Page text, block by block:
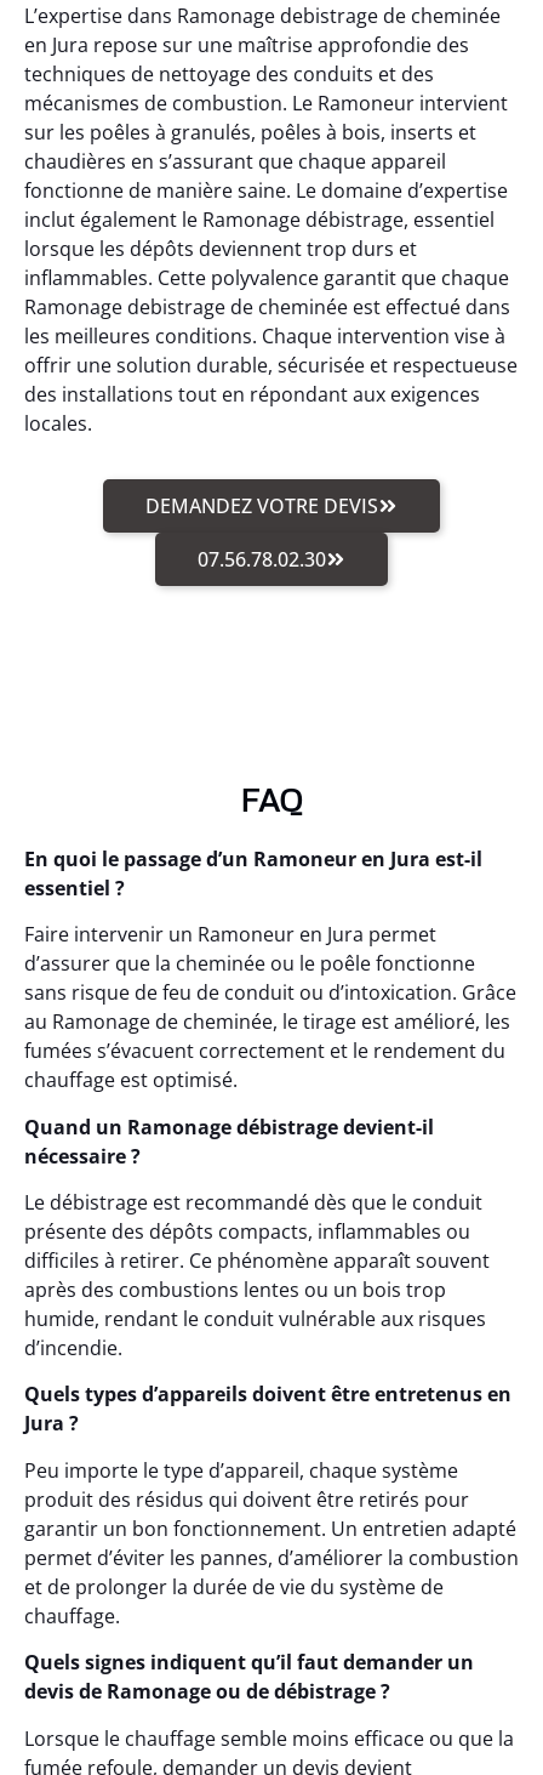
L’expertise dans Ramonage debistrage de cheminée
en Jura repose sur une maîtrise approfondie des
techniques de nettoyage des conduits et des
mécanismes de combustion. Le Ramoneur intervient
sur les poêles à granulés, poêles à bois, inserts et
chaudières en s’assurant que chaque appareil
fonctionne de manière saine. Le domaine d’expertise
inclut également le Ramonage débistrage, essentiel
lorsque les dépôts deviennent trop durs et
inflammables. Cette polyvalence garantit que chaque
Ramonage debistrage de cheminée est effectué dans
les meilleures conditions. Chaque intervention vise à
offrir une solution durable, sécurisée et respectueuse
des installations tout en répondant aux exigences
locales.
DEMANDEZ VOTRE DEVIS
07.56.78.02.30
FAQ
En quoi le passage d’un Ramoneur en Jura est-il
essentiel ?
Faire intervenir un Ramoneur en Jura permet
d’assurer que la cheminée ou le poêle fonctionne
sans risque de feu de conduit ou d’intoxication. Grâce
au Ramonage de cheminée, le tirage est amélioré, les
fumées s’évacuent correctement et le rendement du
chauffage est optimisé.
Quand un Ramonage débistrage devient-il
nécessaire ?
Le débistrage est recommandé dès que le conduit
présente des dépôts compacts, inflammables ou
difficiles à retirer. Ce phénomène apparaît souvent
après des combustions lentes ou un bois trop
humide, rendant le conduit vulnérable aux risques
d’incendie.
Quels types d’appareils doivent être entretenus en
Jura ?
Peu importe le type d’appareil, chaque système
produit des résidus qui doivent être retirés pour
garantir un bon fonctionnement. Un entretien adapté
permet d’éviter les pannes, d’améliorer la combustion
et de prolonger la durée de vie du système de
chauffage.
Quels signes indiquent qu’il faut demander un
devis de Ramonage ou de débistrage ?
Lorsque le chauffage semble moins efficace ou que la
fumée refoule, demander un devis devient